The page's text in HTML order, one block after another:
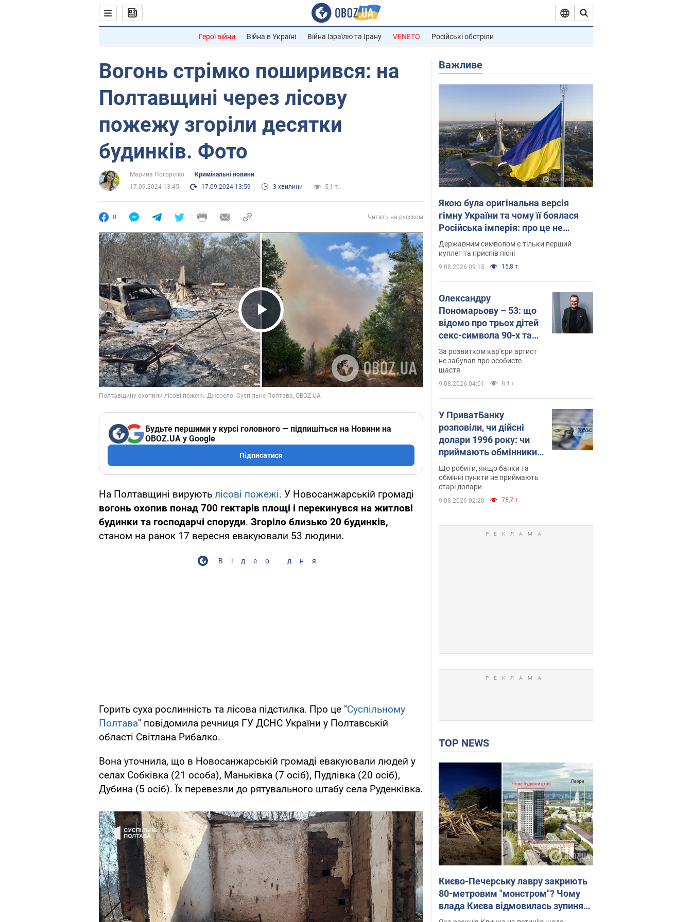
Герої війни Війна в Україні Війна Ізраїлю та Ірану VENETO Російські обстріли
Вогонь стрімко поширився: на
Полтавщині через лісову
пожежу згоріли десятки
будинків. Фото
Марина Погорілко
Кримінальні новини
17.09.2024 13:45
17.09.2024 13:59 3 хвилини 5,1 т.
0 Читать на русском
Play Video
Будьте першими у курсі головного — підпишіться на Новини на
OBOZ.UA у Google
Підписатися
На Полтавщині вирують лісові пожежі. У Новосанжарській громаді
вогонь охопив понад 700 гектарів площі і перекинувся на житлові
будинки та господарчі споруди. Згоріло близько 20 будинків,
станом на ранок 17 вересня евакуювали 53 людини.
Відео дня
Горить суха рослинність та лісова підстилка. Про це "Суспільному
Полтава" повідомила речниця ГУ ДСНС України у Полтавській
області Світлана Рибалко.
Вона уточнила, що в Новосанжарській громаді евакуювали людей у
селах Собківка (21 особа), Маньківка (7 осіб), Пудлівка (20 осіб),
Дубина (5 осіб). Їх перевезли до рятувального штабу села Руденківка.
Важливе
Якою була оригінальна версія
гімну України та чому її боялася
Російська імперія: про це не
розповідають у школі
Державним символом є тільки перший
куплет та приспів пісні
9.08.2026 09:15 15,8 т.
Олександру
Пономарьову – 53: що
відомо про трьох дітей
секс-символа 90-х та
який вигляд вони
мають
За розвитком кар'єри артист
не забував про особисте
щастя
9.08.2026 04:01 8,4 т.
У ПриватБанку
розповіли, чи дійсні
долари 1996 року: чи
приймають обмінники
та банки такі купюри
Що робити, якщо банки та
обмінні пункти не приймають
старі долари
9.08.2026 02:20 75,7 т.
TOP NEWS
Києво-Печерську лавру закриють
80-метровим "монстром"? Чому
влада Києва відмовилась зупиняти
будівництво хмарочоса